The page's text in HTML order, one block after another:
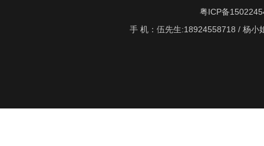
粤ICP备
手 机：伍先生:18924558718 / 杨